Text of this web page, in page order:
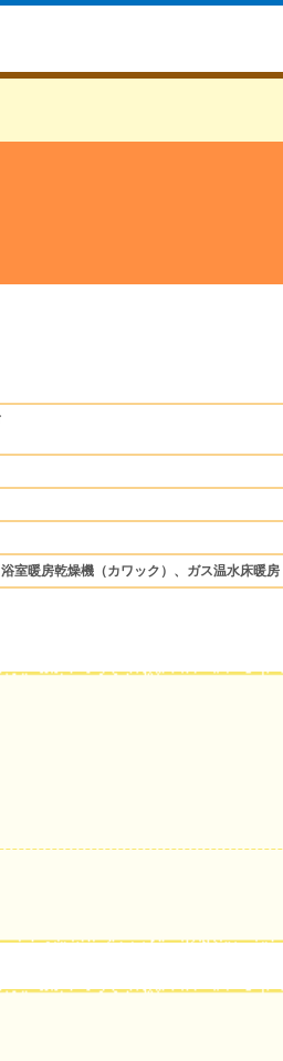
室暖房乾燥機（カワック）、ガス温水床暖